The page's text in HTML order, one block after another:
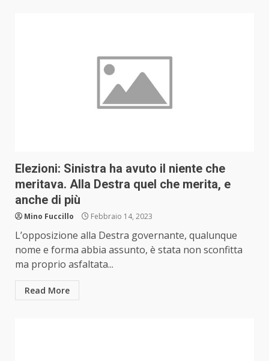
Elezioni: Sinistra ha avuto il niente che
meritava. Alla Destra quel che merita, e
anche di più
Mino Fuccillo Febbraio 14, 2023
L’opposizione alla Destra governante, qualunque
nome e forma abbia assunto, è stata non sconfitta
ma proprio asfaltata...
Read More